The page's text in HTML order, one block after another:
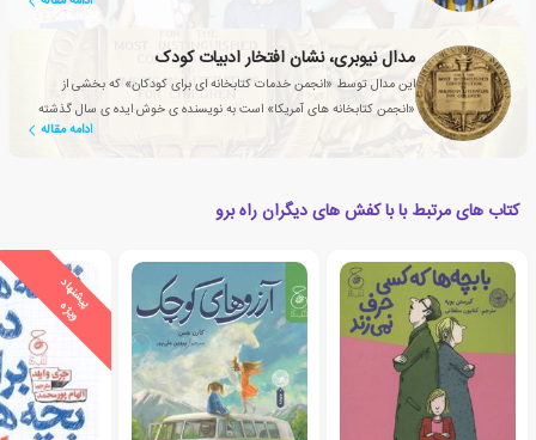
مدال نیوبری، نشان افتخار ادبیات کودک
این مدال توسط «انجمن خدمات کتابخانه ای برای کودکان» که بخشی از
«انجمن کتابخانه های آمریکا» است به نویسنده ی خوش ایده ی سال گذشته
ادامه مقاله
کتاب های مرتبط با با کفش های دیگران راه برو
پ
ی
ش
ن
ه
ا
د
و
ی
ژ
ه